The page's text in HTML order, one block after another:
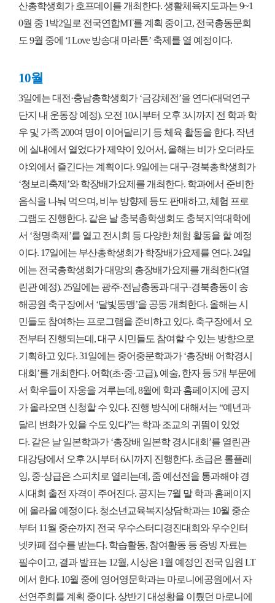
산총학생회가 호프데이를 개최한다. 생활체육지도과는 9~1
0월 중 1박2일로 전국연합MT를 계획 중이고, 전국총동문회
도 9월 중에 ‘I Love 방송대 마라톤’ 축제를 열 예정이다.
10월
3일에는 대전·충남총학생회가 ‘금강체전’을 연다(대덕연구
단지 내 운동장 예정). 오전 10시부터 오후 3시까지 전 학과 학
우 및 가족 200여 명이 이어달리기 등 체육 활동을 한다. 작년
에 실내에서 열었다가 제약이 있어서, 올해는 비가 오더라도
야외에서 즐긴다는 계획이다. 9일에는 대구·경북총학생회가
‘청보리축제’와 학장배가요제를 개최한다. 학과에서 준비한
음식을 나눠 먹으며, 비누 방향제 등도 판매하고, 체험 프로
그램도 진행한다. 같은 날 충북총학생회도 충북지역대학에
서 ‘청명축제’를 열고 전시회 등 다양한 체험 활동을 할 예정
이다. 17일에는 부산총학생회가 학장배가요제를 연다. 24일
에는 전국총학생회가 대망의 총장배가요제를 개최한다(열
린관 예정). 25일에는 광주·전남총동과 대구·경북총동이 송
해공원 축구장에서 ‘달빛동맹’을 공동 개최한다. 올해는 시
민들도 참여하는 프로그램을 준비하고 있다. 축구장에서 오
전부터 진행되는데, 대구 시민들도 참여할 수 있는 방향으로
기획하고 있다. 31일에는 중어중문학과가 ‘총장배 어학경시
대회’를 개최한다. 어학(초·중·고급), 예술, 한자 등 5개 부문에
서 학우들이 자웅을 겨루는데, 8월에 학과 홈페이지에 공지
가 올라오면 신청할 수 있다. 진행 방식에 대해서는 “예년과
달리 변화가 있을 수도 있다”는 학과 조교의 귀띔이 있었
다. 같은 날 일본학과가 ‘총장배 일본학 경시대회’를 열린관
대강당에서 오후 2시부터 6시까지 진행한다. 초급은 롤플레
잉, 중·상급은 스피치로 열리는데, 줌 예선전을 통과해야 경
시대회 출전 자격이 주어진다. 공지는 7월 말 학과 홈페이지
에 올라올 예정이다. 청소년교육복지상담학과는 10월 중순
부터 11월 중순까지 전국 우수스터디경진대회와 우수인터
넷카페 접수를 받는다. 학습활동, 참여활동 등 증빙 자료는
필수이고, 결과 발표는 12월, 시상은 1월 예정인 전국 임원 LT
에서 한다. 10월 중에 영어영문학과는 마로니에공원에서 자
선연주회를 계획 중이다. 상반기 대성황을 이뤘던 마로니에